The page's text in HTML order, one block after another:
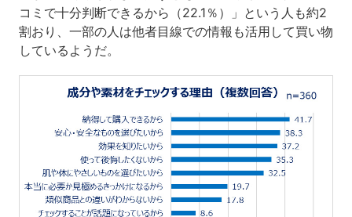
コミで十分判断できるから（22.1％）」という人も約2
割おり、一部の人は他者目線での情報も活用して買い物
しているようだ。